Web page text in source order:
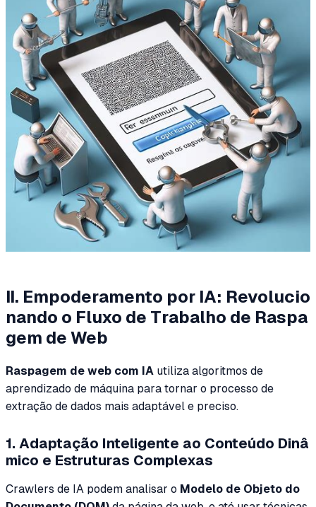
II. Empoderamento por IA: Revolucio
nando o Fluxo de Trabalho de Raspa
gem de Web
Raspagem de web com IA utiliza algoritmos de
aprendizado de máquina para tornar o processo de
extração de dados mais adaptável e preciso.
1. Adaptação Inteligente ao Conteúdo Dinâ
mico e Estruturas Complexas
Crawlers de IA podem analisar o Modelo de Objeto do